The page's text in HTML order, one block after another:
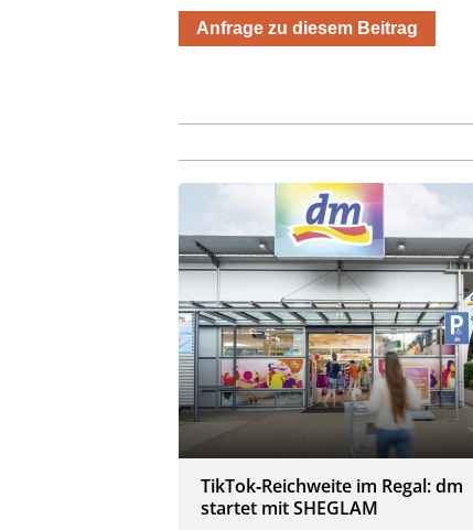
Anfrage zu diesem Beitrag
TikTok‑Reichweite im Regal: dm
startet mit SHEGLAM